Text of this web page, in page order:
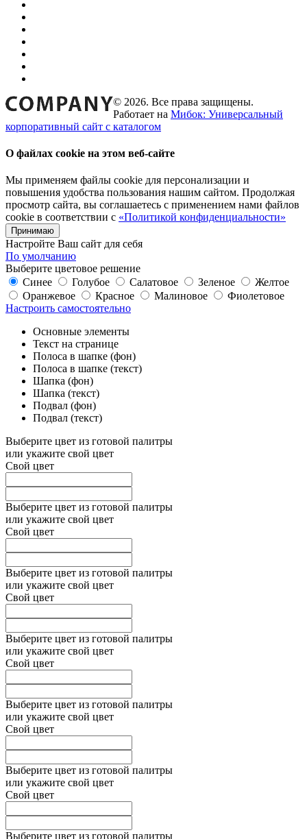
© 2026. Все права защищены.
Работает на Мибок: Универсальный
корпоративный сайт с каталогом
О файлах cookie на этом веб-сайте
Мы применяем файлы cookie для персонализации и
повышения удобства пользования нашим сайтом. Продолжая
просмотр сайта, вы соглашаетесь с применением нами файлов
cookie в соответствии с «Политикой конфиденциальности»
Принимаю
Настройте Ваш сайт для себя
По умолчанию
Выберите цветовое решение
Синее
Голубое Салатовое Зеленое
Желтое
Оранжевое
Красное Малиновое
Фиолетовое
Настроить самостоятельно
Основные элементы
Текст на странице
Полоса в шапке (фон)
Полоса в шапке (текст)
Шапка (фон)
Шапка (текст)
Подвал (фон)
Подвал (текст)
Выберите цвет из готовой палитры
или укажите свой цвет
Свой цвет
Выберите цвет из готовой палитры
или укажите свой цвет
Свой цвет
Выберите цвет из готовой палитры
или укажите свой цвет
Свой цвет
Выберите цвет из готовой палитры
или укажите свой цвет
Свой цвет
Выберите цвет из готовой палитры
или укажите свой цвет
Свой цвет
Выберите цвет из готовой палитры
или укажите свой цвет
Свой цвет
Выберите цвет из готовой палитры